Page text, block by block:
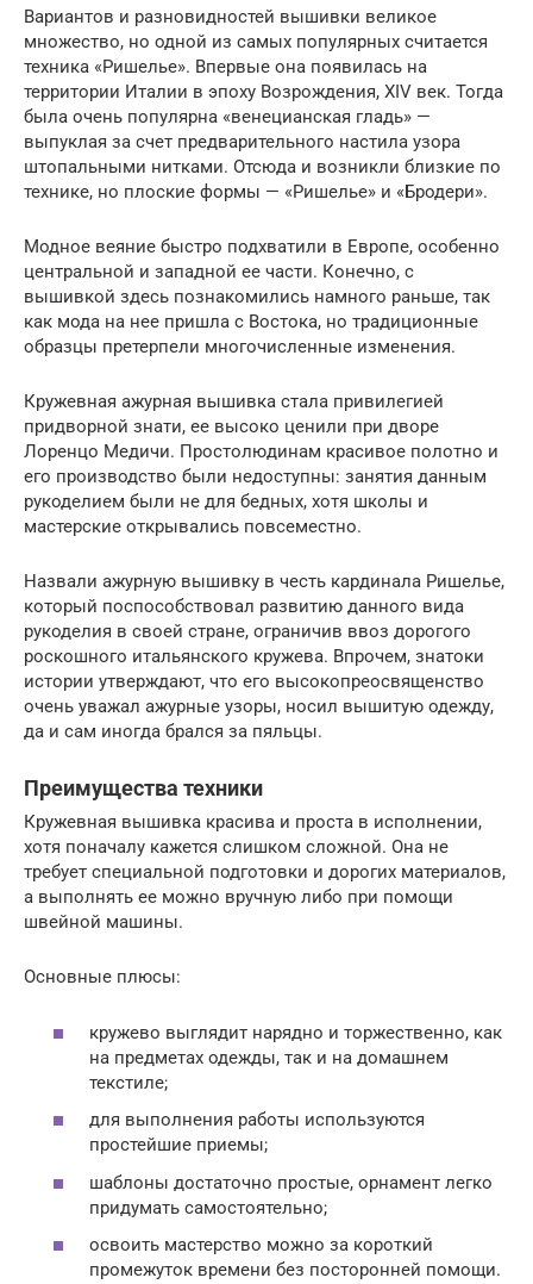
Вариантов и разновидностей вышивки великое
множество, но одной из самых популярных считается
техника «Ришелье». Впервые она появилась на
территории Италии в эпоху Возрождения, XIV век. Тогда
была очень популярна «венецианская гладь» —
выпуклая за счет предварительного настила узора
штопальными нитками. Отсюда и возникли близкие по
технике, но плоские формы — «Ришелье» и «Бродери».
Модное веяние быстро подхватили в Европе, особенно
центральной и западной ее части. Конечно, с
вышивкой здесь познакомились намного раньше, так
как мода на нее пришла с Востока, но традиционные
образцы претерпели многочисленные изменения.
Кружевная ажурная вышивка стала привилегией
придворной знати, ее высоко ценили при дворе
Лоренцо Медичи. Простолюдинам красивое полотно и
его производство были недоступны: занятия данным
рукоделием были не для бедных, хотя школы и
мастерские открывались повсеместно.
Назвали ажурную вышивку в честь кардинала Ришелье,
который поспособствовал развитию данного вида
рукоделия в своей стране, ограничив ввоз дорогого
роскошного итальянского кружева. Впрочем, знатоки
истории утверждают, что его высокопреосвященство
очень уважал ажурные узоры, носил вышитую одежду,
да и сам иногда брался за пяльцы.
Преимущества техники
Кружевная вышивка красива и проста в исполнении,
хотя поначалу кажется слишком сложной. Она не
требует специальной подготовки и дорогих материалов,
а выполнять ее можно вручную либо при помощи
швейной машины.
Основные плюсы:
кружево выглядит нарядно и торжественно, как
на предметах одежды, так и на домашнем
текстиле;
для выполнения работы используются
простейшие приемы;
шаблоны достаточно простые, орнамент легко
придумать самостоятельно;
освоить мастерство можно за короткий
промежуток времени без посторонней помощи.